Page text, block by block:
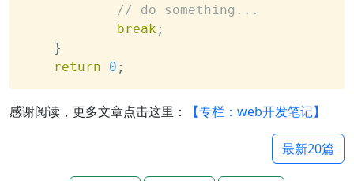
// do something...
break;
}
return
0 ;
感谢阅读，更多文章点击这里： 【专栏：web开发笔记】
最新20篇